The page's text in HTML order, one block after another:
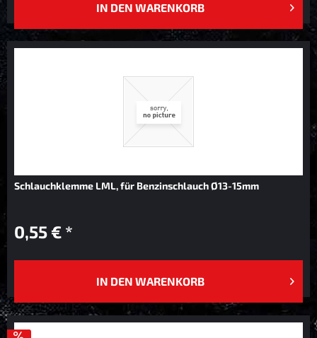
IN DEN WARENKORB
Schlauchklemme LML, für Benzinschlauch Ø13-15mm
0,55 € *
IN DEN WARENKORB